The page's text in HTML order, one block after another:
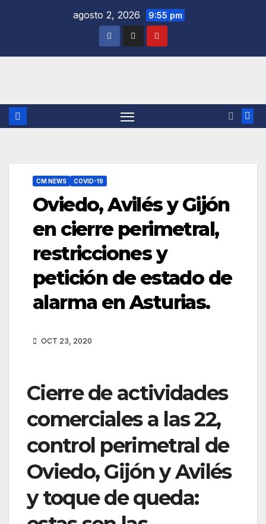
agosto 2, 2026 9:55 pm
CM NEWS COVID-19
Oviedo, Avilés y Gijón
en cierre perimetral,
restricciones y
petición de estado de
alarma en Asturias.
OCT 23, 2020
Cierre de actividades
comerciales a las 22,
control perimetral de
Oviedo, Gijón y Avilés
y toque de queda: